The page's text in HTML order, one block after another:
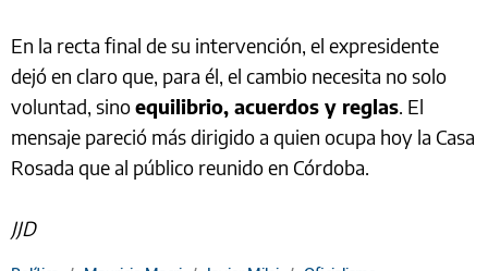
En la recta final de su intervención, el expresidente
dejó en claro que, para él, el cambio necesita no solo
voluntad, sinoequilibrio, acuerdos y reglas. El
mensaje pareció más dirigido a quien ocupa hoy la Casa
Rosada que al público reunido en Córdoba.
JJD